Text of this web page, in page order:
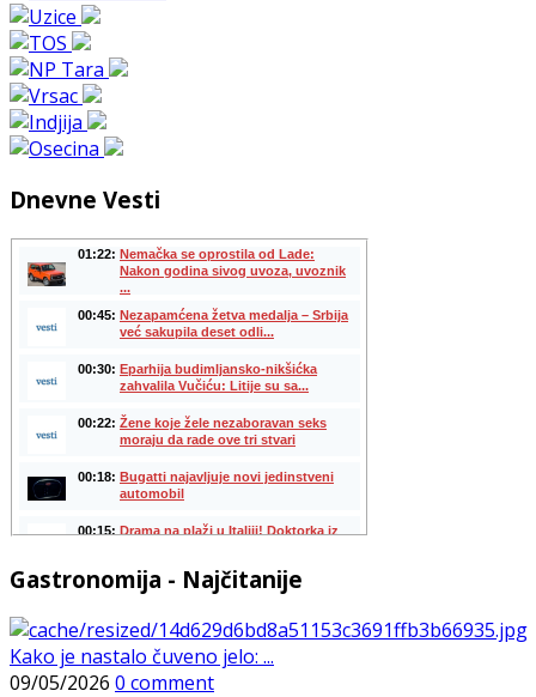
Dnevne Vesti
Gastronomija - Najčitanije
Kako je nastalo čuveno jelo: ...
09/05/2026 0 comment